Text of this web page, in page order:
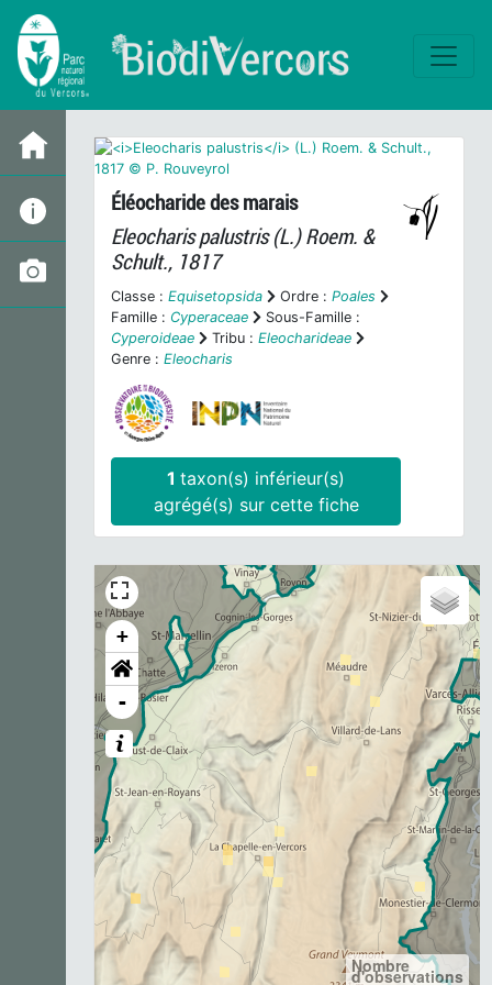
Éléocharide des marais
Eleocharis palustris(L.) Roem. &
Schult., 1817
Classe : Equisetopsida Ordre : Poales
Famille : Cyperaceae
Sous-Famille :
Cyperoideae
Tribu : Eleocharideae
Genre : Eleocharis
1taxon(s) inférieur(s)
agrégé(s) sur cette fiche
+
-
Nombre
d'observations